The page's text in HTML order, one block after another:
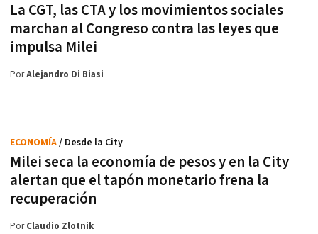
La CGT, las CTA y los movimientos sociales
marchan al Congreso contra las leyes que
impulsa Milei
PorAlejandro Di Biasi
Milei seca la economía de pesos y en la City
alertan que el tapón monetario frena la
recuperación
ECONOMÍA/ Desde la City
PorClaudio Zlotnik